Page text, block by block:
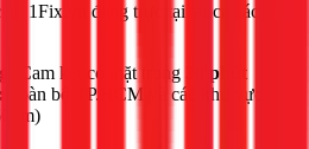
và 1Fix.vn đang trực tại tất cả các
Cam kết có mặt trong
30 phút
Toàn bộ TP.HCM và các khu vực